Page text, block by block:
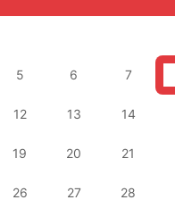
5 6 7
12 13 14
19 20 21
26 27 28